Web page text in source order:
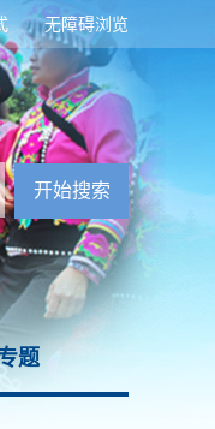
无障碍浏览
题